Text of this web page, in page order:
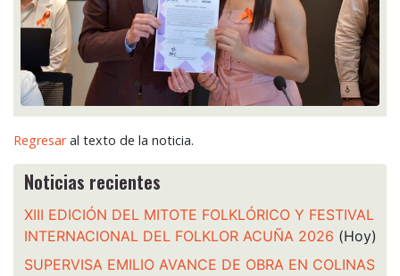
Regresaral texto de la noticia.
Noticias recientes
XIII EDICIÓN DEL MITOTE FOLKLÓRICO Y FESTIVAL
INTERNACIONAL DEL FOLKLOR ACUÑA 2026 (Hoy)
SUPERVISA EMILIO AVANCE DE OBRA EN COLINAS